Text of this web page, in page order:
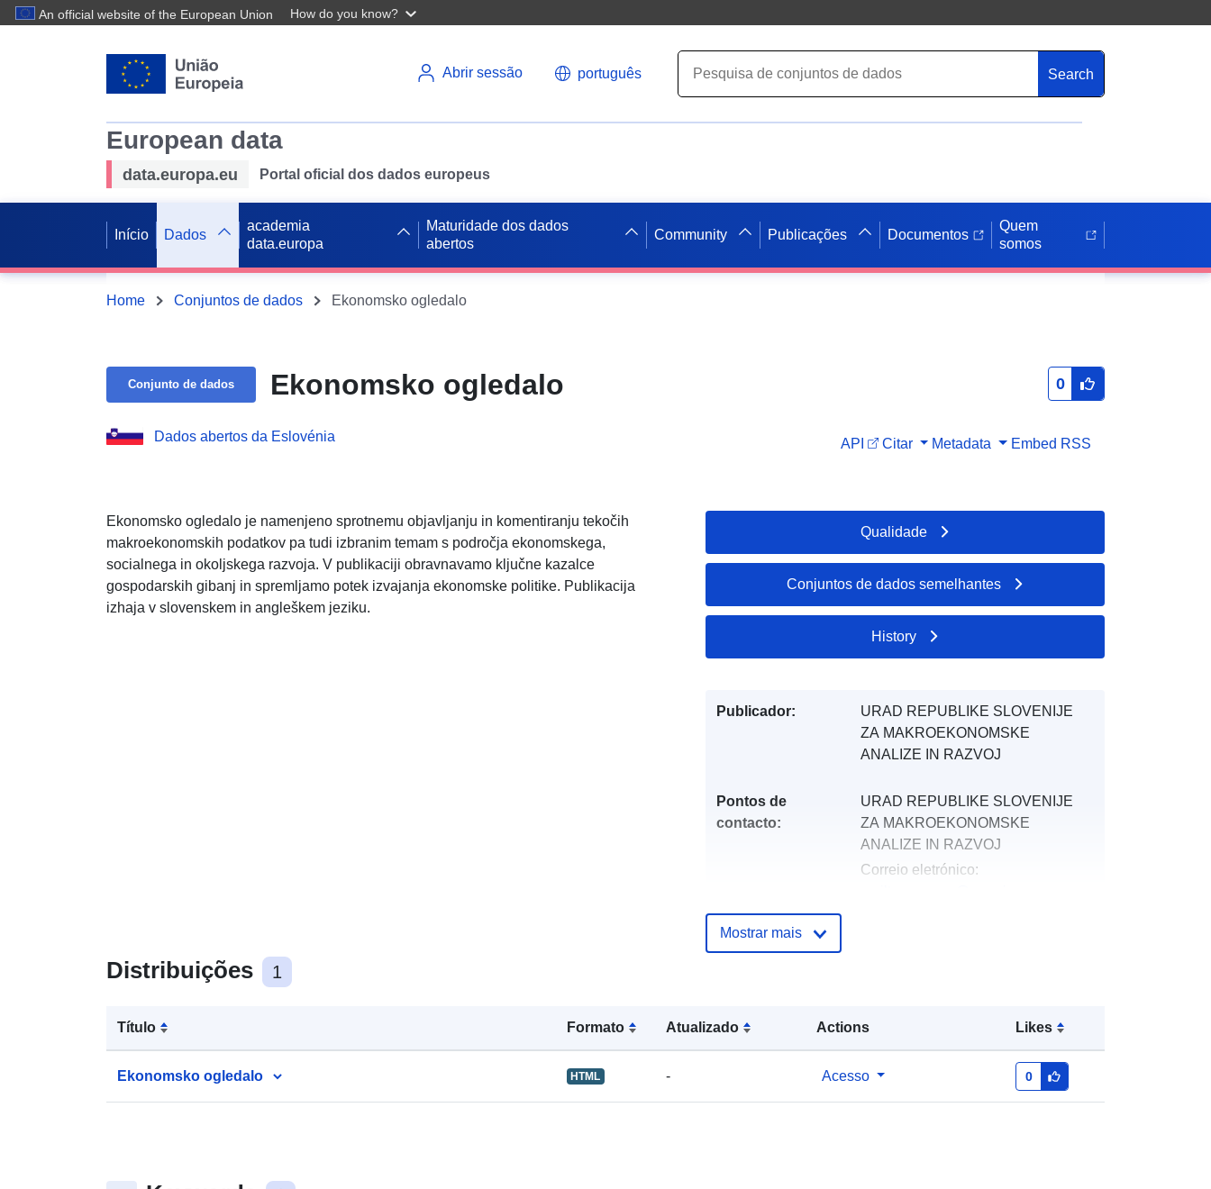
An official website of the European Union How do you know?
Abrir sessão português Search
European data
data.europa.eu Portal oficial dos dados europeus
Início Dados
academia
data.europa
Maturidade dos dados
abertos
Community Publicações Documentos
Quem
somos
Home Conjuntos de dados Ekonomsko ogledalo
Conjunto de dados Ekonomsko ogledalo 0
Dados abertos da Eslovénia API Citar Metadata Embed RSS
Ekonomsko ogledalo je namenjeno sprotnemu objavljanju in komentiranju tekočih
makroekonomskih podatkov pa tudi izbranim temam s področja ekonomskega,
socialnega in okoljskega razvoja. V publikaciji obravnavamo ključne kazalce
gospodarskih gibanj in spremljamo potek izvajanja ekonomske politike. Publikacija
izhaja v slovenskem in angleškem jeziku.
Distribuições 1
Título Formato Atualizado Actions Likes
Ekonomsko ogledalo HTML - Acesso 0
Qualidade
Conjuntos de dados semelhantes
History
Publicador:
URAD REPUBLIKE SLOVENIJE
ZA MAKROEKONOMSKE
ANALIZE IN RAZVOJ
Pontos de
contacto:
URAD REPUBLIKE SLOVENIJE
ZA MAKROEKONOMSKE
ANALIZE IN RAZVOJ
Correio eletrónico:
Registo do
uriRef:
http://data.europa.eu/88u/dataset/ek
onomsko-ogledalo
Mostrar mais